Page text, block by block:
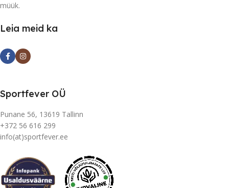
müük.
Leia meid ka
Sportfever OÜ
Punane 56, 13619 Tallinn
+372 56 616 299
info(at)sportfever.ee